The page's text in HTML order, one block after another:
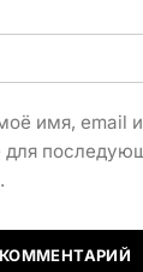
имя, email
для